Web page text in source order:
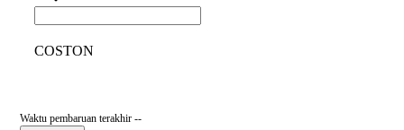
COSTON
Waktu pembaruan terakhir --